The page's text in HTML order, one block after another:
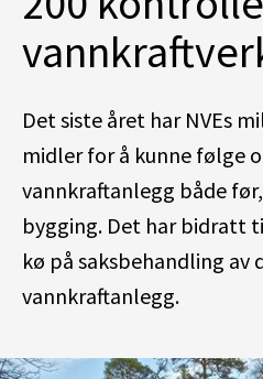
Det siste året har NVEs
midler for å kunne følge
vannkraftanlegg både
bygging. Det har bidratt
kø på saksbehandling
vannkraftanlegg.